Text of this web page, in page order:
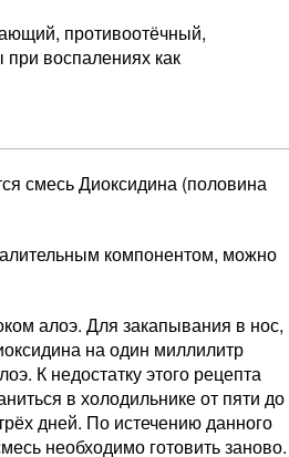
противоотёчный,
воспалениях как
смесь Диоксидина (половина
компонентом, можно
алоэ. Для закапывания в нос,
на один миллилитр
К недостатку этого рецепта
в холодильнике от пяти до
дней. По истечению данного
необходимо готовить заново.